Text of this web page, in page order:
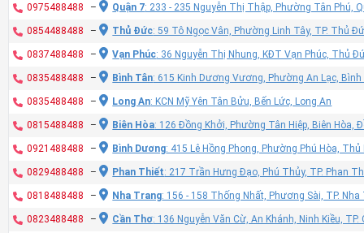
0975488488 – Quận 7: 233 - 235 Nguyễn Thị Thập, Phường Tân Phú,
0854488488 – Thủ Đức: 59 Tô Ngọc Vân, Phường Linh Tây, TP. Thủ
0837488488 – Vạn Phúc: 36 Nguyễn Thị Nhung, KĐT Vạn Phúc, Thủ
0835488488 – Bình Tân: 615 Kinh Dương Vương, Phường An Lạc, Bình
0835488488 – Long An: KCN Mỹ Yên Tân Bửu, Bến Lức, Long An
0815488488 – Biên Hòa: 126 Đồng Khởi, Phường Tân Hiệp, Biên Hòa,
0921488488 – Bình Dương: 415 Lê Hồng Phong, Phường Phú Hòa,
0829488488 – Phan Thiết: 217 Trần Hưng Đạo, Phú Thủy, TP. Phan
0818488488 – Nha Trang: 156 - 158 Thống Nhất, Phương Sài, TP.
0823488488 – Cần Thơ: 136 Nguyễn Văn Cừ, An Khánh, Ninh Kiều,